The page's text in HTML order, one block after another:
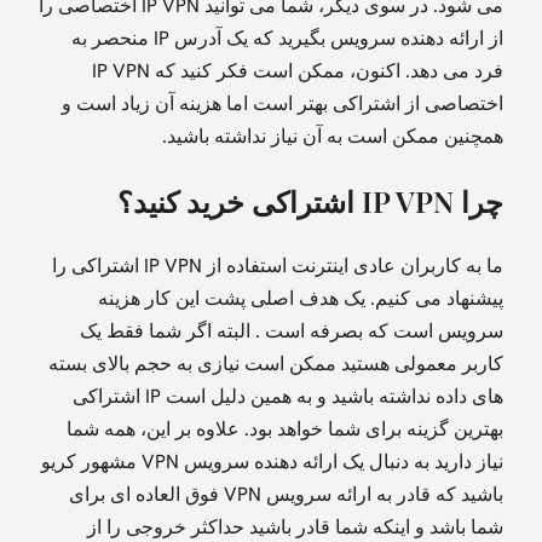
می شود. در سوی دیگر، شما می توانید IP VPN اختصاصی را
از ارائه دهنده سرویس بگیرید که یک آدرس IP منحصر به
فرد می دهد. اکنون، ممکن است فکر کنید که IP VPN
اختصاصی از اشتراکی بهتر است اما هزینه آن زیاد است و
همچنین ممکن است به آن نیاز نداشته باشید.
چرا IP VPN اشتراکی خرید کنید؟
ما به کاربران عادی اینترنت استفاده از IP VPN اشتراکی را
پیشنهاد می کنیم. یک هدف اصلی پشت این کار هزینه
سرویس است که بصرفه است . البته اگر شما فقط یک
کاربر معمولی هستید ممکن است نیازی به حجم بالای بسته
های داده نداشته باشید و به همین دلیل است IP اشتراکی
بهترین گزینه برای شما خواهد بود. علاوه بر این، همه شما
نیاز دارید به دنبال یک ارائه دهنده سرویس VPN مشهور کریو
باشید که قادر به ارائه سرویس VPN فوق العاده ای برای
شما باشد و اینکه شما قادر باشید حداکثر خروجی را از